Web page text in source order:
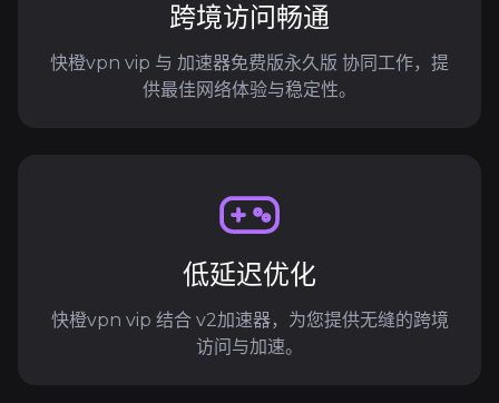
跨境访问畅通
快橙vpn vip 与 加速器免费版永久版 协同工作，提
供最佳网络体验与稳定性。
低延迟优化
快橙vpn vip 结合 v2加速器，为您提供无缝的跨境
访问与加速。